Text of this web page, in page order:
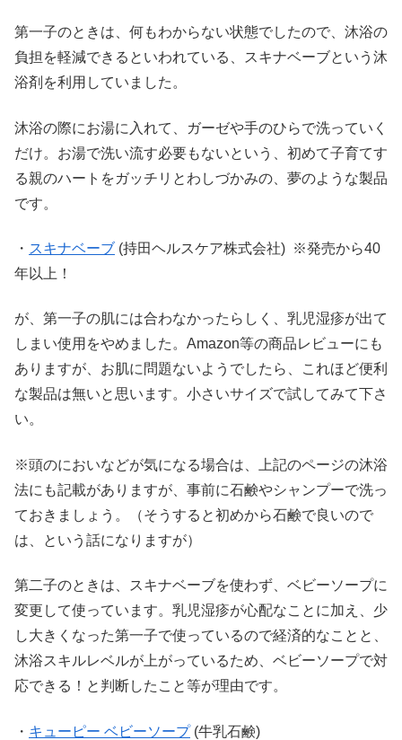
第一子のときは、何もわからない状態でしたので、沐浴の
負担を軽減できるといわれている、スキナベーブという沐
浴剤を利用していました。
沐浴の際にお湯に入れて、ガーゼや手のひらで洗っていく
だけ。お湯で洗い流す必要もないという、初めて子育てす
る親のハートをガッチリとわしづかみの、夢のような製品
です。
・ スキナベーブ (持田ヘルスケア株式会社) ※発売から40
年以上！
が、第一子の肌には合わなかったらしく、乳児湿疹が出て
しまい使用をやめました。Amazon等の商品レビューにも
ありますが、お肌に問題ないようでしたら、これほど便利
な製品は無いと思います。小さいサイズで試してみて下さ
い。
※頭のにおいなどが気になる場合は、上記のページの沐浴
法にも記載がありますが、事前に石鹸やシャンプーで洗っ
ておきましょう。（そうすると初めから石鹸で良いので
は、という話になりますが）
第二子のときは、スキナベーブを使わず、ベビーソープに
変更して使っています。乳児湿疹が心配なことに加え、少
し大きくなった第一子で使っているので経済的なことと、
沐浴スキルレベルが上がっているため、ベビーソープで対
応できる！と判断したこと等が理由です。
・ キューピー ベビーソープ(牛乳石鹸)